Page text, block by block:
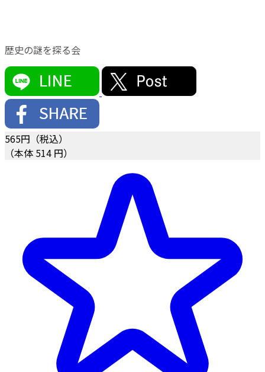
歴史の謎を探る会
565円（税込）
（本体 514 円）